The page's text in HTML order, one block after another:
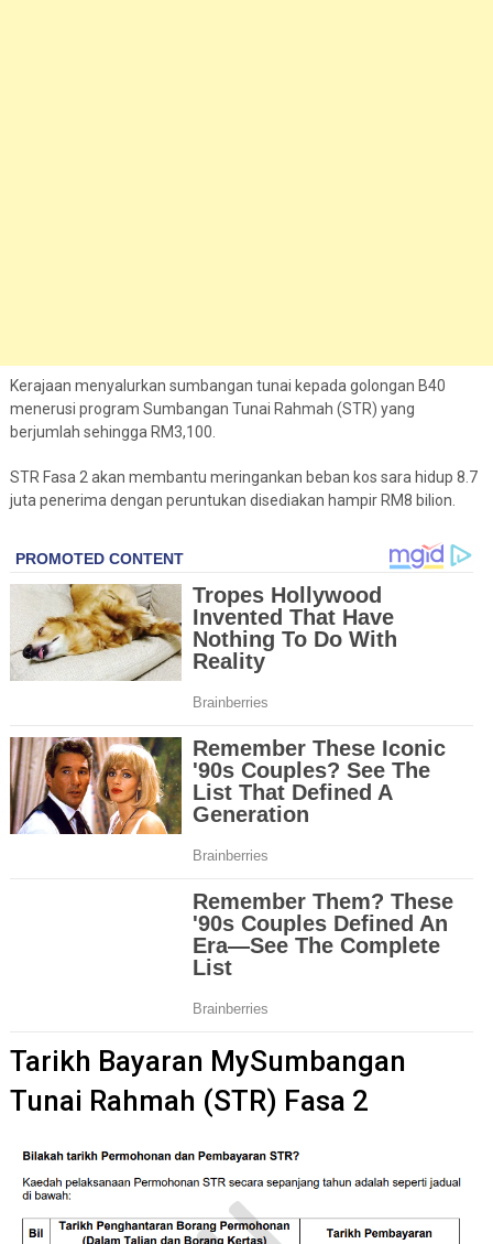
Kerajaan menyalurkan sumbangan tunai kepada golongan B40
menerusi program Sumbangan Tunai Rahmah (STR) yang
berjumlah sehingga RM3,100.
STR Fasa 2 akan membantu meringankan beban kos sara hidup 8.7
juta penerima dengan peruntukan disediakan hampir RM8 bilion.
Tarikh Bayaran MySumbangan
Tunai Rahmah (STR) Fasa 2